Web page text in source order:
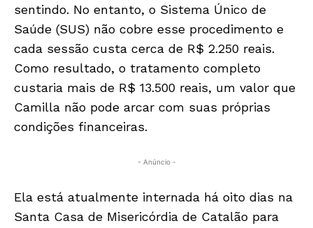
sentindo. No entanto, o Sistema Único de
Saúde (SUS) não cobre esse procedimento e
cada sessão custa cerca de R$ 2.250 reais.
Como resultado, o tratamento completo
custaria mais de R$ 13.500 reais, um valor que
Camilla não pode arcar com suas próprias
condições financeiras.
- Anúncio -
Ela está atualmente internada há oito dias na
Santa Casa de Misericórdia de Catalão para